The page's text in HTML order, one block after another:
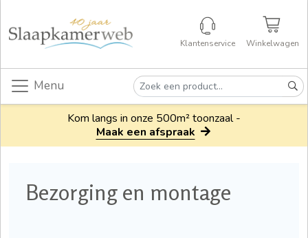
Klantenservice Winkelwagen
Menu
Kom langs in onze 500m² toonzaal -
Maak een afspraak
Bezorging en montage